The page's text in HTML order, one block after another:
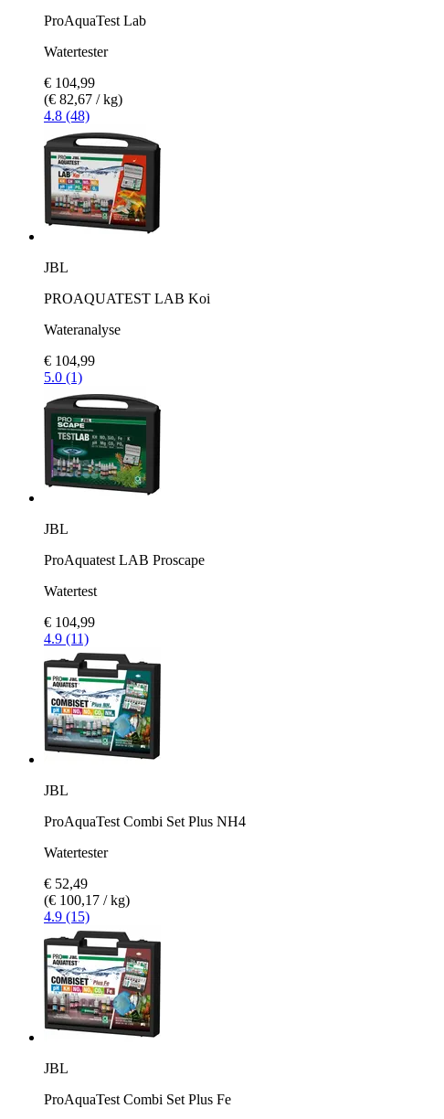
ProAquaTest Lab
Watertester
€ 104,99
(€ 82,67 / kg)
4.8 (48)
JBL
PROAQUATEST LAB Koi
Wateranalyse
€ 104,99
5.0 (1)
JBL
ProAquatest LAB Proscape
Watertest
€ 104,99
4.9 (11)
JBL
ProAquaTest Combi Set Plus NH4
Watertester
€ 52,49
(€ 100,17 / kg)
4.9 (15)
JBL
ProAquaTest Combi Set Plus Fe